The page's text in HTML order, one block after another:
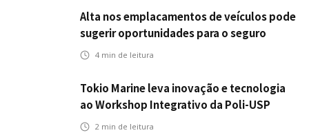
Alta nos emplacamentos de veículos pode
sugerir oportunidades para o seguro
automotivo
4 min de leitura
Tokio Marine leva inovação e tecnologia
ao Workshop Integrativo da Poli-USP
2 min de leitura